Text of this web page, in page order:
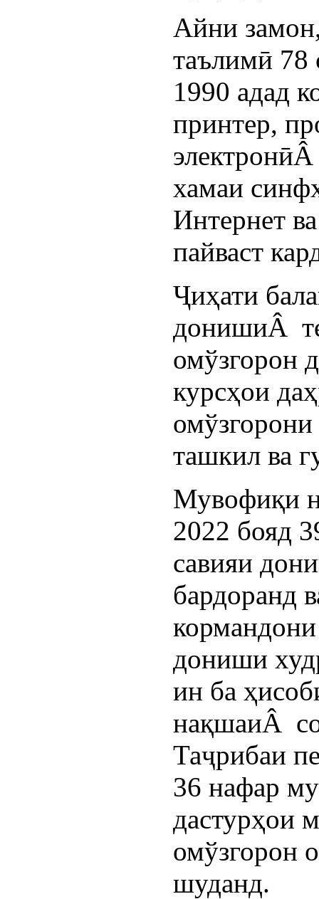
Айни
таълимӣ 78
1990 адад
принтер,
хамаи
Интернет
пайваст
Ҷиҳати
донишиÂ
омўзгорон
курсҳои
ташкил ва
Мувофиқи
2022 бояд
савияи
бардоранд
дониши
ин ба
нақшаиÂ
Таҷрибаи
36 нафар
дастурҳои
омўзгорон
шуданд.